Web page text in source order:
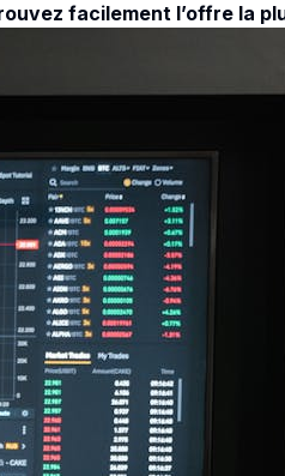
facilement l’offre la